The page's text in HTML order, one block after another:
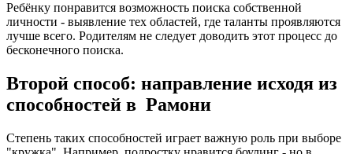
Ребёнку понравится возможность поиска собственной
личности - выявление тех областей, где таланты проявляются
лучше всего. Родителям не следует доводить этот процесс до
бесконечного поиска.
Второй способ: направление исходя из
способностей в Рамони
Степень таких способностей играет важную роль при выборе